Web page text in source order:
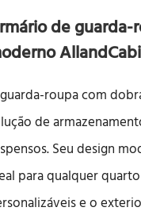
de guarda-
roupa com
de
Seu design
para qualquer
​​e o